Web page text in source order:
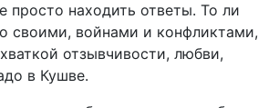
просто находить ответы. То ли
своими, войнами и конфликтами,
отзывчивости, любви,
в Кушве.